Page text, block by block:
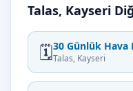
Talas, Kayseri
🗓️30 Günlük Hava
Talas, Kayseri